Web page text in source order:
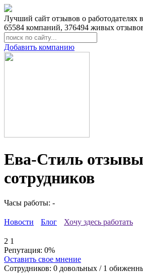
Лучший сайт отзывов о работодателях
65584 компаний, 376494 живых
Добавить компанию
Ева-Стиль отзывы
сотрудников
Часы работы: -
Новости Блог Хочу здесь работать
2 1
Репутация: 0%
Оставить свое мнение
Сотрудников: 0 довольных / 1